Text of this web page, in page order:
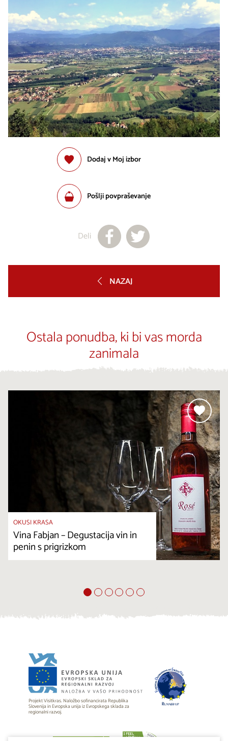
Dodaj v Moj izbor
Pošlji povpraševanje
Deli
NAZAJ
Ostala ponudba, ki bi vas morda
zanimala
OKUSI KRASA
Vina Fabjan – Degustacija vin in
penin s prigrizkom
Projekt Visitkras. Naložbo sofinancirata Republika
Slovenija in Evropska unija iz Evropskega sklada za
regionalni razvoj.